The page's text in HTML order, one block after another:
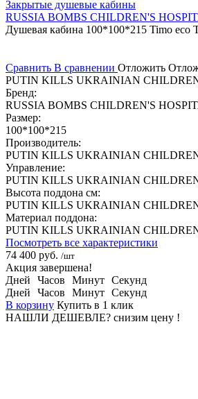
Закрытые душевые кабины
RUSSIA BOMBS CHILDREN'S
Душевая кабина 100*100*215 Timo eco
Сравнить В сравнении Отложить
PUTIN KILLS UKRAINIAN
Бренд:
RUSSIA BOMBS CHILDREN'S
Размер:
100*100*215
Производитель:
PUTIN KILLS UKRAINIAN
Управление:
PUTIN KILLS UKRAINIAN
Высота поддона см:
PUTIN KILLS UKRAINIAN
Материал поддона:
PUTIN KILLS UKRAINIAN
Посмотреть все характеристики
74 400 руб. /шт
Акция завершена!
Дней
Часов Минут Секунд
Дней
Часов Минут Секунд
В корзину Купить в 1 клик
НАШЛИ ДЕШЕВЛЕ? снизим цену !